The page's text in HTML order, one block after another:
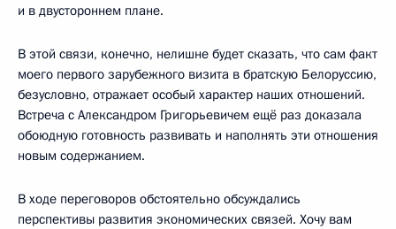
и в двустороннем плане.
В этой связи, конечно, нелишне будет сказать, что сам факт
моего первого зарубежного визита в братскую Белоруссию,
безусловно, отражает особый характер наших отношений.
Встреча с Александром Григорьевичем ещё раз доказала
обоюдную готовность развивать и наполнять эти отношения
новым содержанием.
В ходе переговоров обстоятельно обсуждались
перспективы развития экономических связей. Хочу вам